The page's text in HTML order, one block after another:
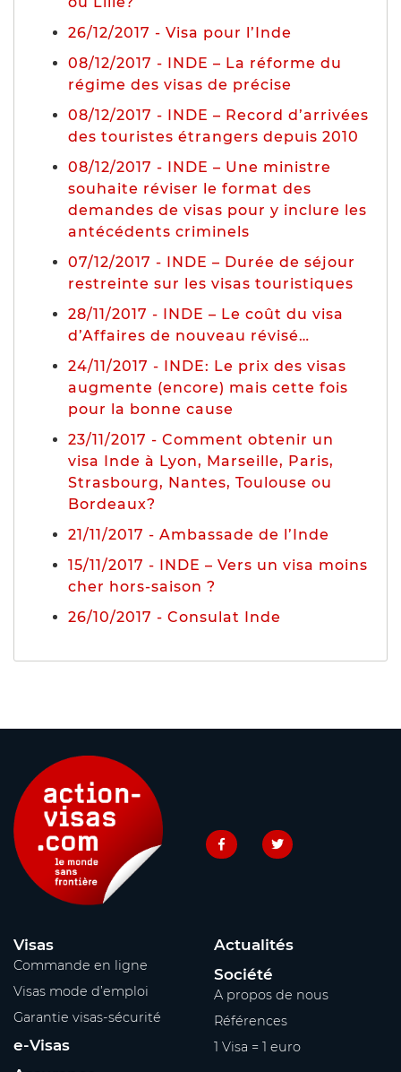
26/12/2017 - Visa pour l’Inde
08/12/2017 - INDE – La réforme du
régime des visas de précise
08/12/2017 - INDE – Record d’arrivées
des touristes étrangers depuis 2010
08/12/2017 - INDE – Une ministre
souhaite réviser le format des
demandes de visas pour y inclure les
antécédents criminels
07/12/2017 - INDE – Durée de séjour
restreinte sur les visas touristiques
28/11/2017 - INDE – Le coût du visa
d’Affaires de nouveau révisé…
24/11/2017 - INDE: Le prix des visas
augmente (encore) mais cette fois
pour la bonne cause
23/11/2017 - Comment obtenir un
visa Inde à Lyon, Marseille, Paris,
Strasbourg, Nantes, Toulouse ou
Bordeaux?
21/11/2017 - Ambassade de l’Inde
15/11/2017 - INDE – Vers un visa moins
cher hors-saison ?
26/10/2017 - Consulat Inde
Visas
Commande en ligne
Visas mode d’emploi
Garantie visas-sécurité
e-Visas
Actualités
Société
A propos de nous
Références
1 Visa = 1 euro